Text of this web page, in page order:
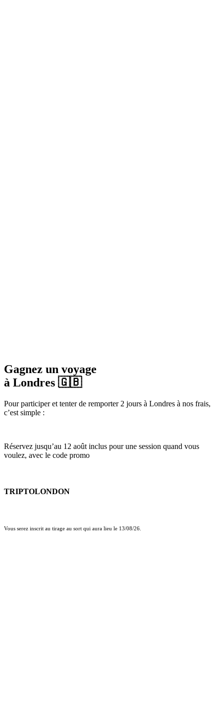
Gagnez un voyage
à Londres 🇬🇧
Pour participer et tenter de remporter 2 jours à Londres à nos frais,
c’est simple :
Réservez jusqu’au 12 août inclus pour une session quand vous
voulez, avec le code promo
TRIPTOLONDON
Vous serez inscrit au tirage au sort qui aura lieu le 13/08/26.